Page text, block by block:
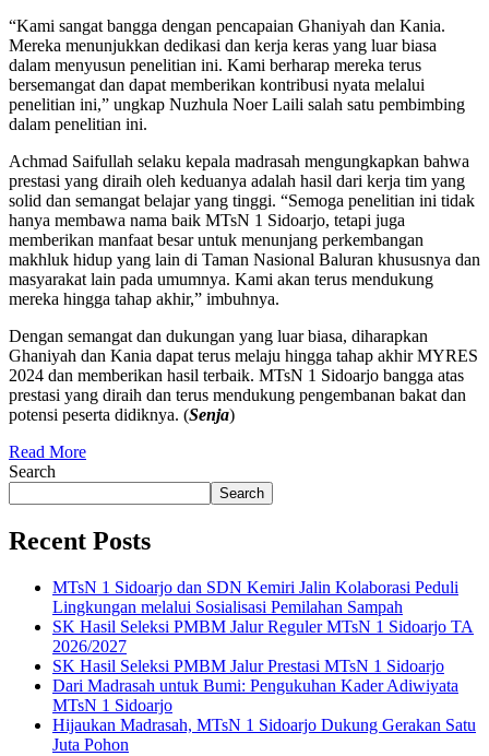
“Kami sangat bangga dengan pencapaian Ghaniyah dan Kania.
Mereka menunjukkan dedikasi dan kerja keras yang luar biasa
dalam menyusun penelitian ini. Kami berharap mereka terus
bersemangat dan dapat memberikan kontribusi nyata melalui
penelitian ini,” ungkap Nuzhula Noer Laili salah satu pembimbing
dalam penelitian ini.
Achmad Saifullah selaku kepala madrasah mengungkapkan bahwa
prestasi yang diraih oleh keduanya adalah hasil dari kerja tim yang
solid dan semangat belajar yang tinggi. “Semoga penelitian ini tidak
hanya membawa nama baik MTsN 1 Sidoarjo, tetapi juga
memberikan manfaat besar untuk menunjang perkembangan
makhluk hidup yang lain di Taman Nasional Baluran khususnya dan
masyarakat lain pada umumnya. Kami akan terus mendukung
mereka hingga tahap akhir,” imbuhnya.
Dengan semangat dan dukungan yang luar biasa, diharapkan
Ghaniyah dan Kania dapat terus melaju hingga tahap akhir MYRES
2024 dan memberikan hasil terbaik. MTsN 1 Sidoarjo bangga atas
prestasi yang diraih dan terus mendukung pengembanan bakat dan
potensi peserta didiknya. (Senja)
Read More
Search
Search
Recent Posts
MTsN 1 Sidoarjo dan SDN Kemiri Jalin Kolaborasi Peduli
Lingkungan melalui Sosialisasi Pemilahan Sampah
SK Hasil Seleksi PMBM Jalur Reguler MTsN 1 Sidoarjo TA
2026/2027
SK Hasil Seleksi PMBM Jalur Prestasi MTsN 1 Sidoarjo
Dari Madrasah untuk Bumi: Pengukuhan Kader Adiwiyata
MTsN 1 Sidoarjo
Hijaukan Madrasah, MTsN 1 Sidoarjo Dukung Gerakan Satu
Juta Pohon